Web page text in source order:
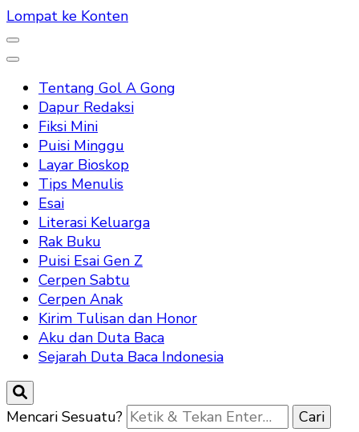
Lompat ke Konten
Tentang Gol A Gong
Dapur Redaksi
Fiksi Mini
Puisi Minggu
Layar Bioskop
Tips Menulis
Esai
Literasi Keluarga
Rak Buku
Puisi Esai Gen Z
Cerpen Sabtu
Cerpen Anak
Kirim Tulisan dan Honor
Aku dan Duta Baca
Sejarah Duta Baca Indonesia
Mencari Sesuatu?